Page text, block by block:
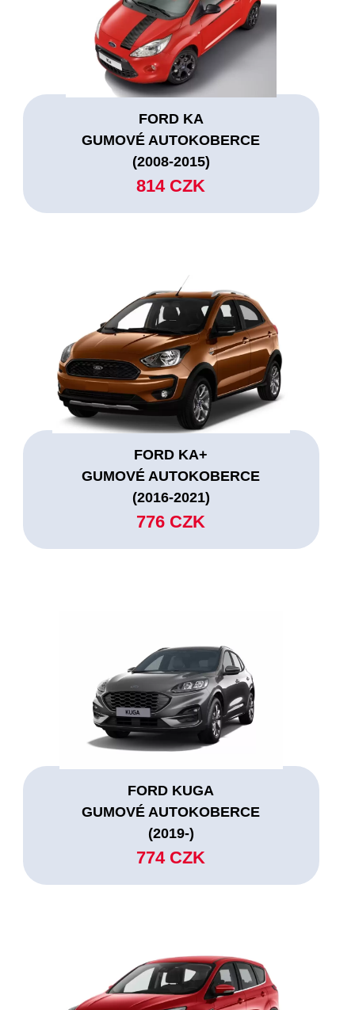
FORD KA
GUMOVÉ AUTOKOBERCE
(2008-2015)
814 CZK
FORD KA+
GUMOVÉ AUTOKOBERCE
(2016-2021)
776 CZK
FORD KUGA
GUMOVÉ AUTOKOBERCE
(2019-)
774 CZK